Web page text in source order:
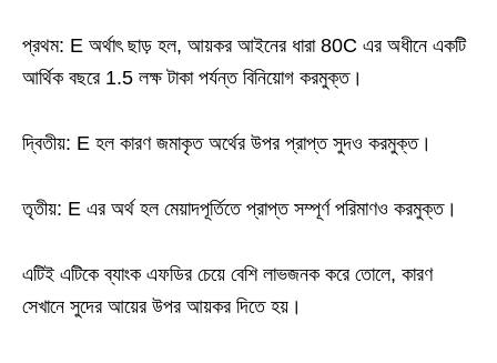
প্রথম: E অর্থাৎ ছাড় হল, আয়কর আইনের ধারা 80C এর অধীনে একটি
আর্থিক বছরে 1.5 লক্ষ টাকা পর্যন্ত বিনিয়োগ করমুক্ত।
দ্বিতীয়: E হল কারণ জমাকৃত অর্থের উপর প্রাপ্ত সুদও করমুক্ত।
তৃতীয়: E এর অর্থ হল মেয়াদপূর্তিতে প্রাপ্ত সম্পূর্ণ পরিমাণও করমুক্ত।
এটিই এটিকে ব্যাংক এফডির চেয়ে বেশি লাভজনক করে তোলে, কারণ
সেখানে সুদের আয়ের উপর আয়কর দিতে হয়।